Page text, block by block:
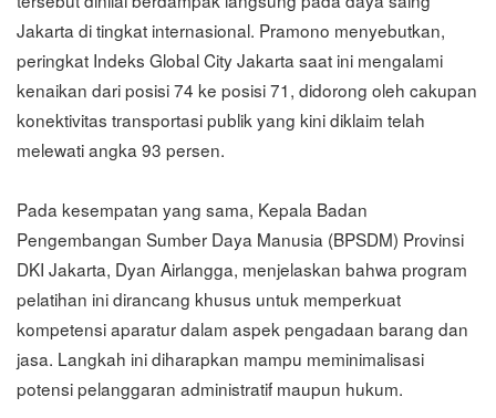
Jakarta di tingkat internasional. Pramono menyebutkan,
peringkat Indeks Global City Jakarta saat ini mengalami
kenaikan dari posisi 74 ke posisi 71, didorong oleh cakupan
konektivitas transportasi publik yang kini diklaim telah
melewati angka 93 persen.
Pada kesempatan yang sama, Kepala Badan
Pengembangan Sumber Daya Manusia (BPSDM) Provinsi
DKI Jakarta, Dyan Airlangga, menjelaskan bahwa program
pelatihan ini dirancang khusus untuk memperkuat
kompetensi aparatur dalam aspek pengadaan barang dan
jasa. Langkah ini diharapkan mampu meminimalisasi
potensi pelanggaran administratif maupun hukum.